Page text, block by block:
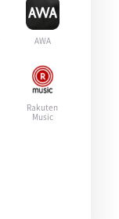
AWA
Rakuten
Music